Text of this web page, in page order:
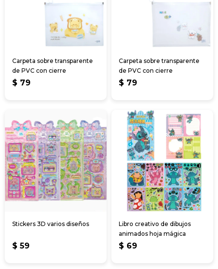
Carpeta sobre transparente
de PVC con cierre
$ 79
Carpeta sobre transparente
de PVC con cierre
$ 79
Stickers 3D varios diseños
$ 59
Libro creativo de dibujos
animados hoja mágica
$ 69